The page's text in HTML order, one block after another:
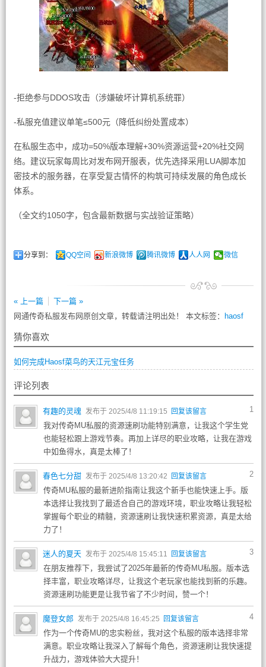
-拒绝参与DDOS攻击（涉嫌破坏计算机系统罪）
-私服充值建议单笔≤500元（降低纠纷处置成本）
在私服生态中，成功=50%版本理解+30%资源运营+20%社交网
络。建议玩家每周比对发布网开服表，优先选择采用LUA脚本加
密技术的服务器，在享受复古情怀的构筑可持续发展的角色成长
体系。
（全文约1050字，包含最新数据与实战验证策略）
分享到： QQ空间 新浪微博 腾讯微博 人人网 微信
« 上一篇
下一篇 »
网通传奇私服发布网原创文章，转载请注明出处！ 本文标签：
haosf
猜你喜欢
如何完成Haosf菜鸟的天江元宝任务
评论列表
1
有趣的灵魂 发布于 2025/4/8 11:19:15 回复该留言
我对传奇MU私服的资源速刷功能特别满意，让我这个学生党
也能轻松跟上游戏节奏。再加上详尽的职业攻略，让我在游戏
中如鱼得水，真是太棒了！
2
春色七分甜 发布于 2025/4/8 13:20:42 回复该留言
传奇MU私服的最新进阶指南让我这个新手也能快速上手。版
本选择让我找到了最适合自己的游戏环境，职业攻略让我轻松
掌握每个职业的精髓，资源速刷让我快速积累资源，真是太给
力了！
3
迷人的夏天 发布于 2025/4/8 15:45:11 回复该留言
在朋友推荐下，我尝试了2025年最新的传奇MU私服。版本选
择丰富，职业攻略详尽，让我这个老玩家也能找到新的乐趣。
资源速刷功能更是让我节省了不少时间，赞一个！
4
魔登女郎 发布于 2025/4/8 16:45:25 回复该留言
作为一个传奇MU的忠实粉丝，我对这个私服的版本选择非常
满意。职业攻略让我深入了解每个角色，资源速刷让我快速提
升战力，游戏体验大大提升！